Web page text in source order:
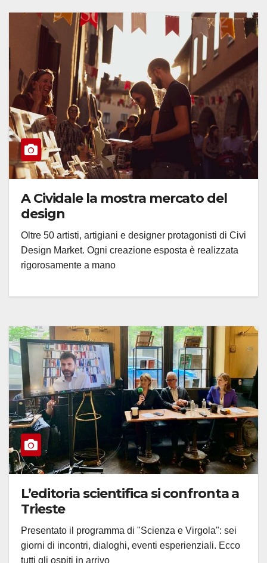
A Cividale la mostra mercato del
design
Oltre 50 artisti, artigiani e designer protagonisti di Civi
Design Market. Ogni creazione esposta è realizzata
rigorosamente a mano
L’editoria scientifica si confronta a
Trieste
Presentato il programma di "Scienza e Virgola": sei
giorni di incontri, dialoghi, eventi esperienziali. Ecco
tutti gli ospiti in arrivo